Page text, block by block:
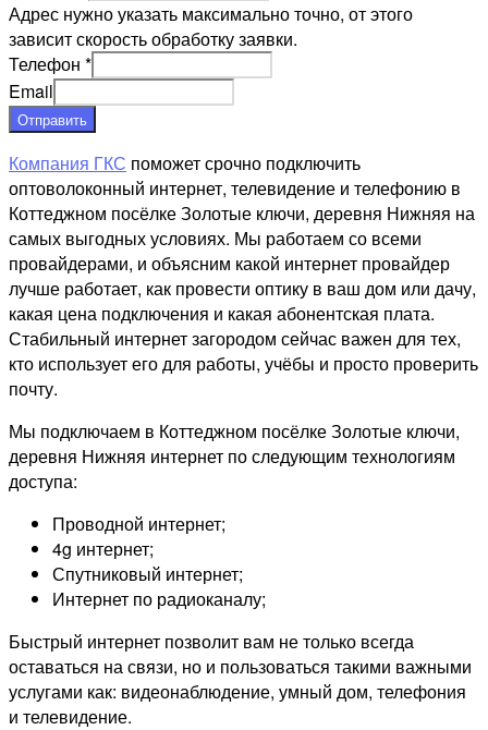
Адрес нужно указать максимально точно, от этого
зависит скорость обработку заявки.
Телефон *
Email
Отправить
Компания ГКС поможет срочно подключить
оптоволоконный интернет, телевидение и телефонию в
Коттеджном посёлке Золотые ключи, деревня Нижняя на
самых выгодных условиях. Мы работаем со всеми
провайдерами, и объясним какой интернет провайдер
лучше работает, как провести оптику в ваш дом или дачу,
какая цена подключения и какая абонентская плата.
Стабильный интернет загородом сейчас важен для тех,
кто использует его для работы, учёбы и просто проверить
почту.
Мы подключаем в Коттеджном посёлке Золотые ключи,
деревня Нижняя интернет по следующим технологиям
доступа:
Проводной интернет;
4g интернет;
Спутниковый интернет;
Интернет по радиоканалу;
Быстрый интернет позволит вам не только всегда
оставаться на связи, но и пользоваться такими важными
услугами как: видеонаблюдение, умный дом, телефония
и телевидение.